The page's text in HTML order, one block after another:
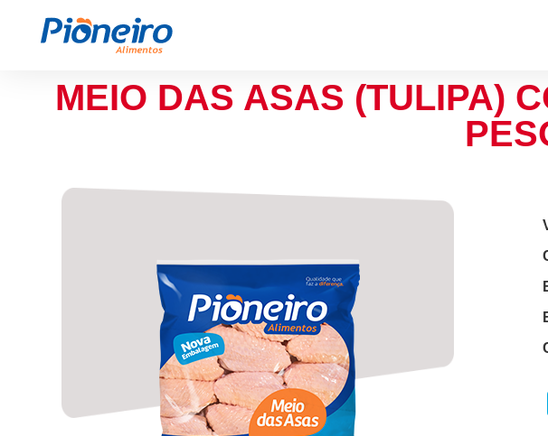
MEIO DAS ASAS (TULIPA)